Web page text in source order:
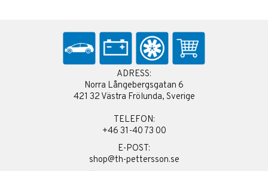
ADRESS:
Norra Långebergsgatan 6
421 32 Västra Frölunda, Sverige
TELEFON:
+46 31-40 73 00
E-POST:
shop@th-pettersson.se